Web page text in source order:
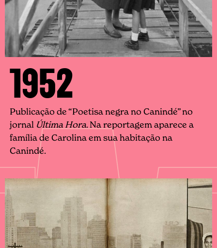
1952
Publicação de “Poetisa negra no Canindé” no
jornal Última Hora. Na reportagem aparece a
família de Carolina em sua habitação na
Canindé.